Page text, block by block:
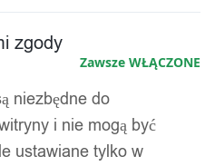
zgody
Zawsze WŁĄCZONE
niezbędne do
i nie mogą być
ustawiane tylko w